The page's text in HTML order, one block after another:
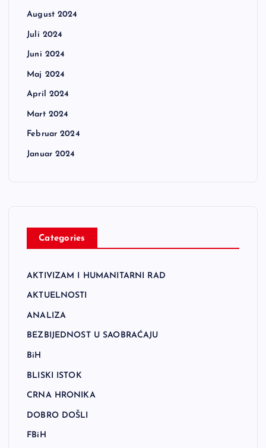
August 2024
Juli 2024
Juni 2024
Maj 2024
April 2024
Mart 2024
Februar 2024
Januar 2024
Categories
AKTIVIZAM I HUMANITARNI RAD
AKTUELNOSTI
ANALIZA
BEZBIJEDNOST U SAOBRAĆAJU
BiH
BLISKI ISTOK
CRNA HRONIKA
DOBRO DOŠLI
FBiH